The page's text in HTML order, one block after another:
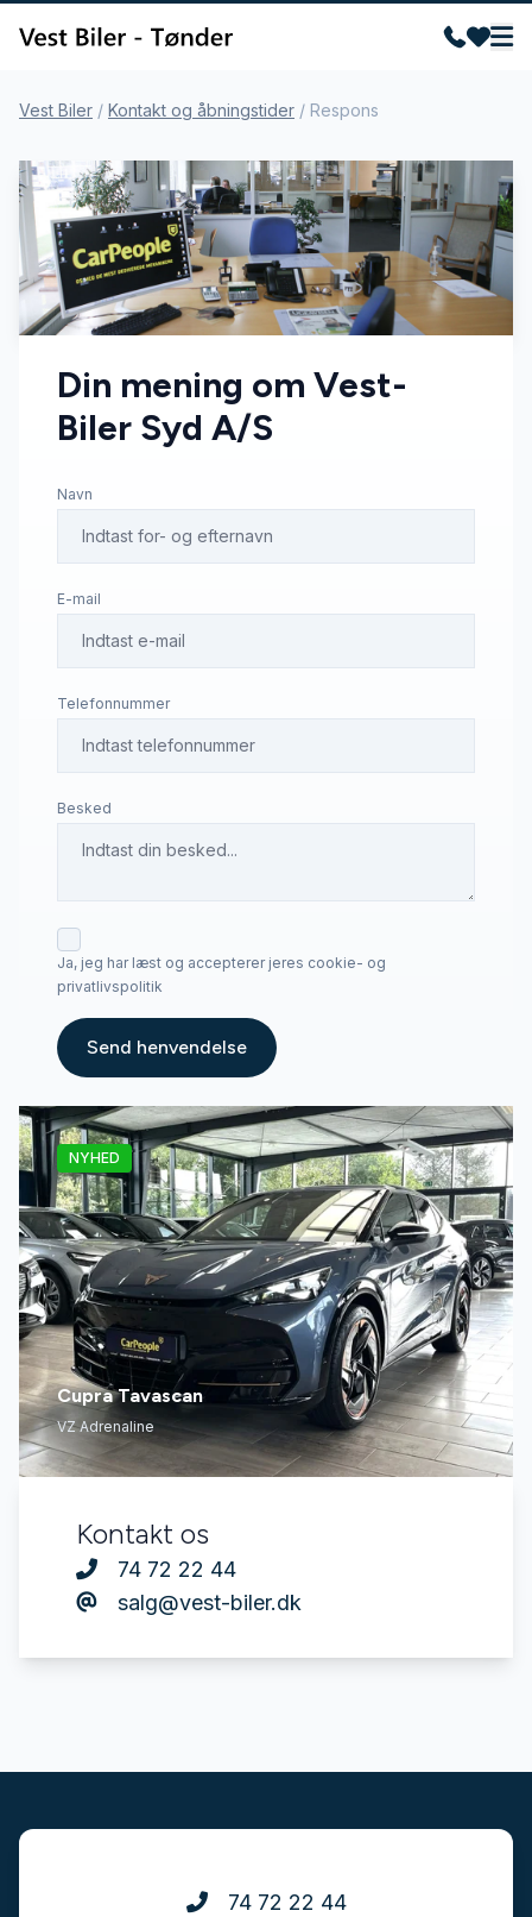
Vest Biler / Kontakt og åbningstider / Respons
Din mening om Vest-
Biler Syd A/S
Navn
E-mail
Telefonnummer
Besked
Ja, jeg har læst og accepterer jeres cookie- og
privatlivspolitik
Send henvendelse
NYHED
Cupra Tavascan
VZ Adrenaline
Kontakt os
74 72 22 44
salg@vest-biler.dk
74 72 22 44